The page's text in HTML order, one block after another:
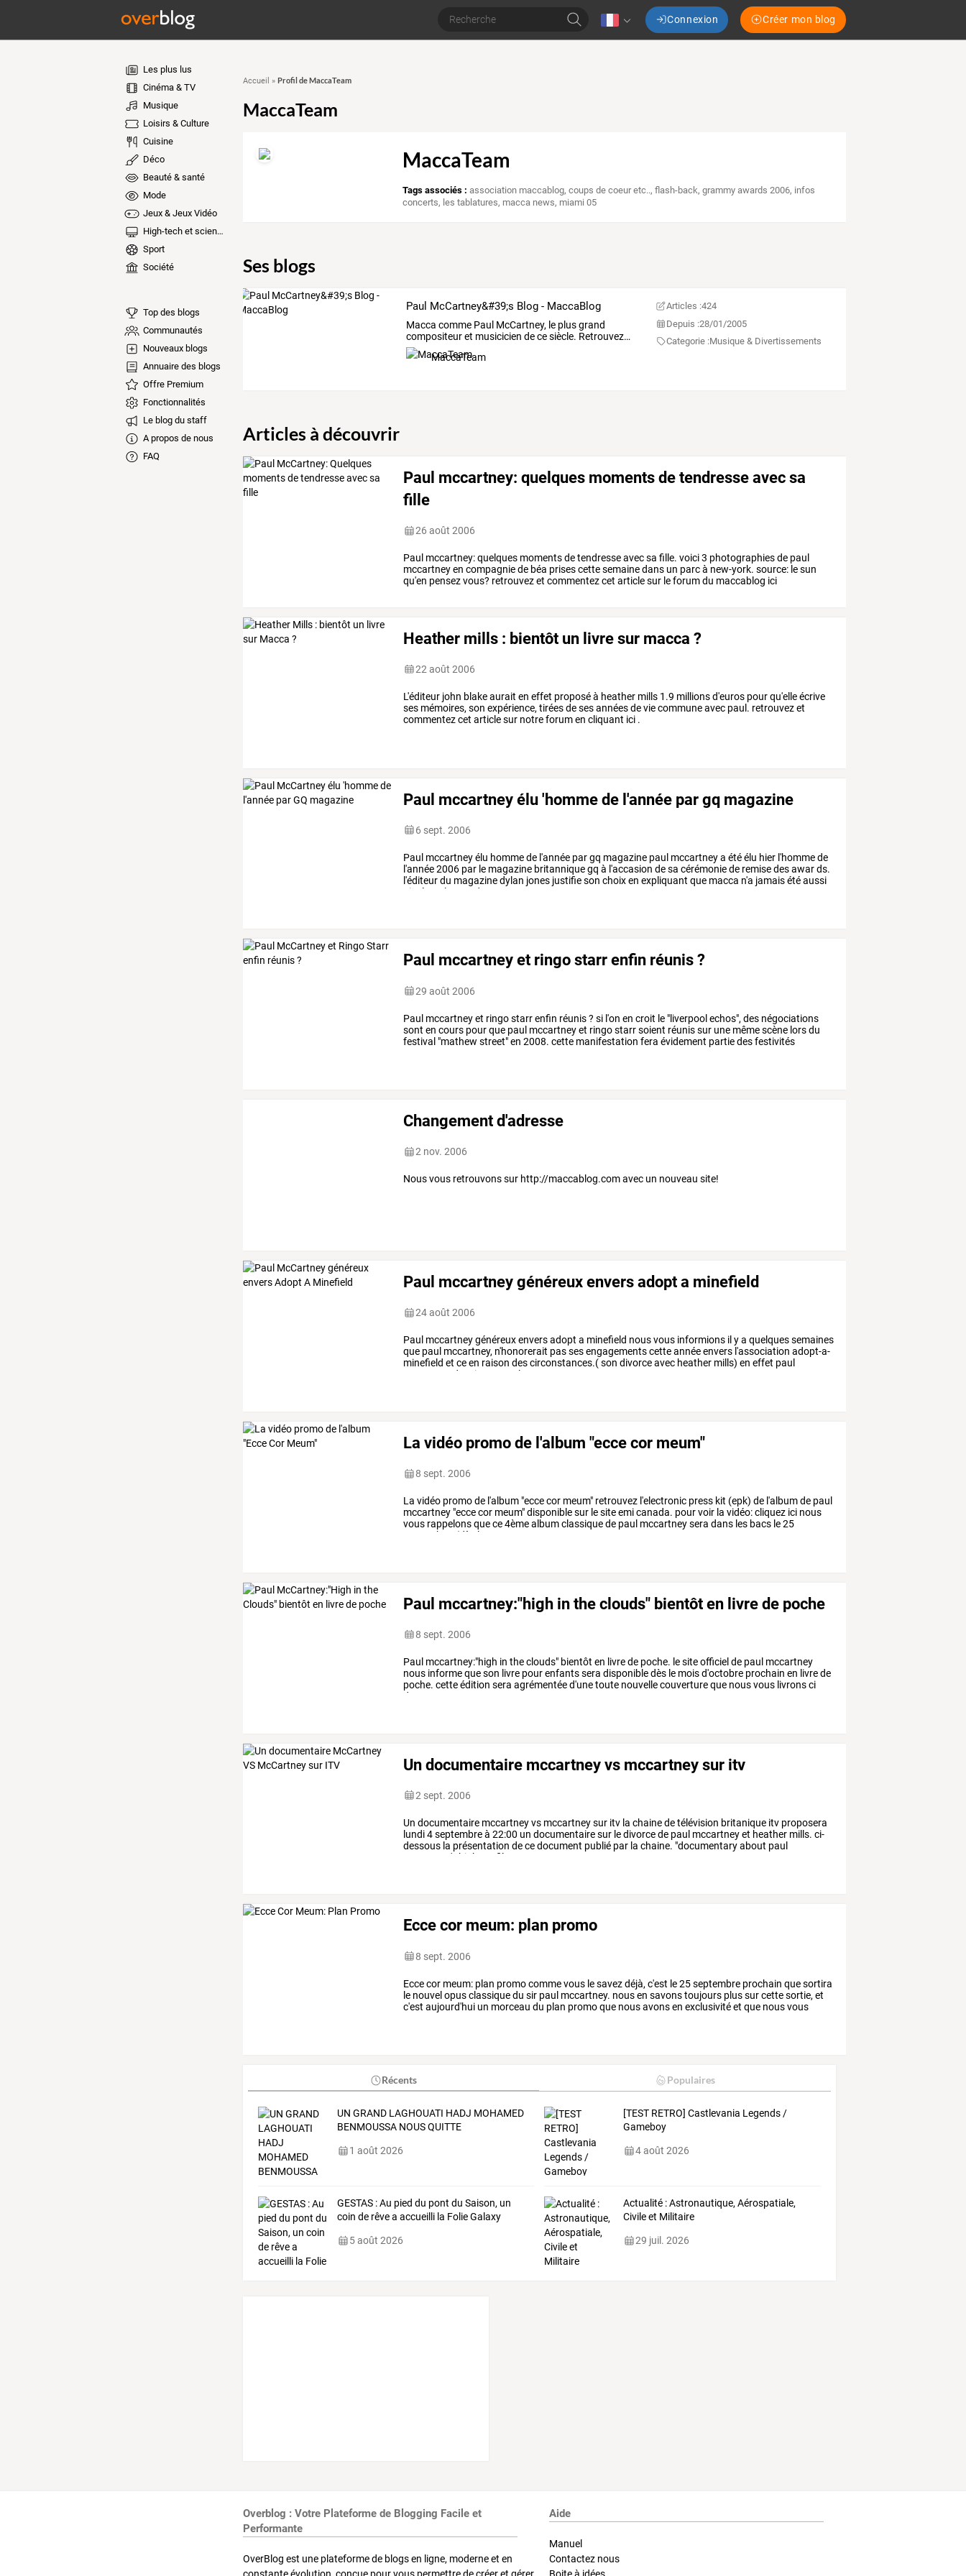
Connexion Créer mon blog
Les plus lus
Cinéma & TV
Musique
Loisirs & Culture
Cuisine
Déco
Beauté & santé
Mode
Jeux & Jeux Vidéo
High-tech et sciences
Sport
Société
Top des blogs
Communautés
Nouveaux blogs
Annuaire des blogs
Offre Premium
Fonctionnalités
Le blog du staff
A propos de nous
FAQ
Accueil » Profil de MaccaTeam
MaccaTeam
MaccaTeam
Tags associés : association maccablog,coups de coeur etc..,flash-back,grammy awards 2006, infos
concerts, les tablatures, macca news, miami 05
Ses blogs
Paul McCartney&#39;s Blog - MaccaBlog
Macca commePaul McCartney,leplusgrand
compositeuret musicicien decesiècle. Retrouvez…
MaccaTeam
Articles :424
Depuis :28/01/2005
Categorie :Musique & Divertissements
Articles à découvrir
Paul mccartney: quelques moments de tendresse avec sa
fille
26 août 2006
Paul mccartney: quelques moments de tendresse avec sa fille. voici 3 photographies de paul
mccartney en compagnie de béa prises cette semaine dans un parc à new-york. source: le sun
qu'en pensez vous? retrouvez et commentez cet article sur le forum du maccablog ici
Heather mills : bientôt un livre sur macca ?
22 août 2006
L'éditeur john blake aurait en effet proposé à heather mills 1.9 millions d'euros pour qu'elle écrive
ses mémoires, son expérience, tirées de ses années de vie commune avec paul. retrouvez et
commentez cet article sur notre forum en cliquant ici .
Paul mccartney élu 'homme de l'année par gq magazine
6 sept. 2006
Paul mccartneyélu hommede l'année pargq magazine paul mccartneya étéélu hier l'hommede
l'année2006 par le magazine britanniquegq à l'accasion desa cérémoniede remisedesawards.
l'éditeurdu magazinedylan jones justifieson choixen expliquant que macca n'a jamaisétéaussi
aimé
le grand
Paul mccartney et ringo starr enfin réunis ?
29 août 2006
Paul mccartneyet ringostarrenfin réunis? si l'on en croit le "liverpool echos", des négociations
sont en cours pourque paul mccartneyet ringostarrsoient réunissur une mêmescène lorsdu
festival "mathew street"en 2008. cette manifestation fera évidement partiedesfestivités
Changement d'adresse
2 nov. 2006
Nous vous retrouvons sur http://maccablog.com avec un nouveau site!
Paul mccartney généreux envers adopt a minefield
24 août 2006
Paul mccartneygénéreuxenversadopt a minefield nousvous informions il ya quelquessemaines
que paul mccartney, n'honorerait passesengagementscetteannéeenvers l'association adopt-a-
minefield et ceen raison descirconstances.(son divorceavec heather mills) en effet paul
devait le
La vidéo promo de l'album "ecce cor meum"
8 sept. 2006
La vidéo promode l'album "eccecor meum" retrouvez l'electronic press kit (epk) de l'albumde paul
mccartney "eccecor meum"disponiblesur lesiteemicanada. pourvoir la vidéo:cliquez ici nous
vous rappelonsquece4èmealbumclassiquede paul mccartneysera dans les bacs le25
septembre.
(dès le
Paul mccartney:"high in the clouds" bientôt en livre de poche
8 sept. 2006
Paul mccartney:"high in theclouds" bientôt en livrede poche. lesiteofficiel de paul mccartney
nous informequeson livre pourenfantssera disponibledès le moisd'octobre prochain en livrede
poche. cetteédition sera agrémentéed'unetoute nouvellecouvertureque nousvous livronsci
dessous.
Un documentaire mccartney vs mccartney sur itv
2 sept. 2006
Un documentaire mccartneyvs mccartneysur itv la chainedetélévision britanique itv proposera
lundi4septembreà 22:00 un documentairesur ledivorcede paul mccartneyet heather mills. ci-
dessous la présentation decedocument publié par la chaine. "documentaryabout paul
mccartney's
high-profile
Ecce cor meum: plan promo
8 sept. 2006
Eccecor meum: plan promocommevous lesavezdéjà, c'est le25septembre prochain quesortira
le nouvelopusclassiquedu sir paul mccartney. nousen savonstoujours plussurcettesortie, et
c'est aujourd'hui un morceau du plan promoque nousavonsen exclusivitéet que nousvous
Récents Populaires
UN GRAND LAGHOUATI HADJ MOHAMED
BENMOUSSA NOUS QUITTE
1 août 2026
[TEST RETRO] Castlevania Legends /
Gameboy
4 août 2026
GESTAS : Au pied du pont du Saison, un
coin de rêve a accueilli la Folie Galaxy
5 août 2026
Actualité : Astronautique, Aérospatiale,
Civile et Militaire
29 juil. 2026
Overblog : Votre Plateforme de Blogging Facile et
Performante
OverBlog est une plateforme de blogs en ligne, moderne et en
Aide
Manuel
Contactez nous